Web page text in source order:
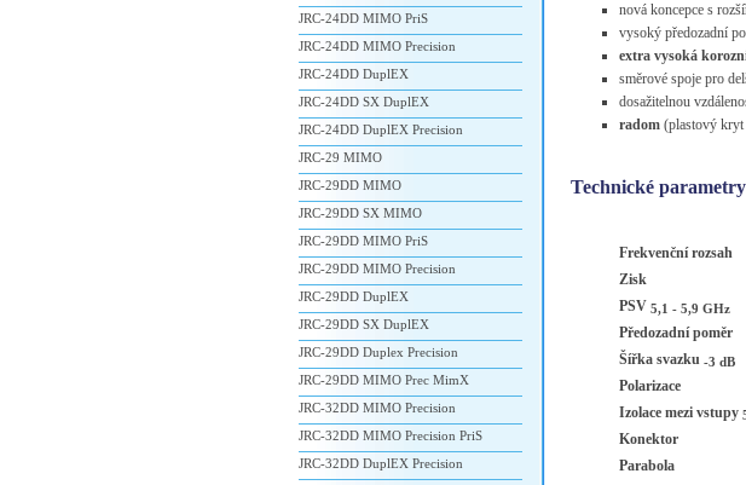
nová koncepce s
vysoký předozadní
extra vysoká
směrové spoje pro
dosažitelnou
radom (plastový kryt
Technické parametry
Frekvenční rozsah
Zisk
PSV 5,1 - 5,9 GHz
Předozadní poměr
Šířka svazku -3 dB
Polarizace
Izolace mezi vstupy
Konektor
Parabola
JRC-24DD MIMO PriS
JRC-24DD MIMO Precision
JRC-24DD DuplEX
JRC-24DD SX DuplEX
JRC-24DD DuplEX Precision
JRC-29 MIMO
JRC-29DD MIMO
JRC-29DD SX MIMO
JRC-29DD MIMO PriS
JRC-29DD MIMO Precision
JRC-29DD DuplEX
JRC-29DD SX DuplEX
JRC-29DD Duplex Precision
JRC-29DD MIMO Prec MimX
JRC-32DD MIMO Precision
JRC-32DD MIMO Precision PriS
JRC-32DD DuplEX Precision